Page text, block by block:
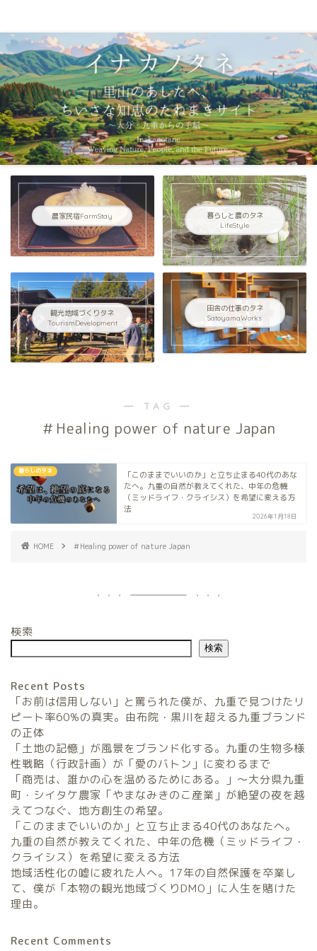
農家民宿FarmStay
暮らしと農のタネ
LifeStyle
観光地域づくりタネ
TourismDevelopment
田舎の仕事のタネ
SatoyamaWorks
― TAG ―
＃Healing power of nature Japan
暮らしのタネ
「このままでいいのか」と立ち止まる40代のあな
たへ。九重の自然が教えてくれた、中年の危機
（ミッドライフ・クライシス）を希望に変える方
法
2026年1月18日
HOME ＃Healing power of nature Japan
検索
検索
Recent Posts
「お前は信用しない」と罵られた僕が、九重で見つけたリ
ピート率60%の真実。由布院・黒川を超える九重ブランド
の正体
「土地の記憶」が風景をブランド化する。九重の生物多様
性戦略（行政計画）が「愛のバトン」に変わるまで
「商売は、誰かの心を温めるためにある。」〜大分県九重
町・シイタケ農家「やまなみきのこ産業」が絶望の夜を越
えてつなぐ、地方創生の希望。
「このままでいいのか」と立ち止まる40代のあなたへ。
九重の自然が教えてくれた、中年の危機（ミッドライフ・
クライシス）を希望に変える方法
地域活性化の嘘に疲れた人へ。17年の自然保護を卒業し
て、僕が「本物の観光地域づくりDMO」に人生を賭けた
理由。
Recent Comments
農家民宿FarmStay
暮らしと農のタネLifeStyle
観光地域づくりタネ
TourismDevelopment
田舎の仕事のタネ